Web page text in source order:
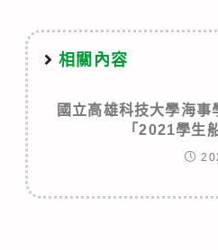
相關內容
國立高雄科技大學海
「2021學生